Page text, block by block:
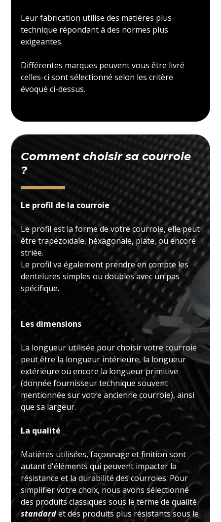
Leur fabrication utilise des matières plus
technique répondant à des normes plus
exigeantes.
Différentes marques peuvent vous être livré
celles-ci sont sélectionné selon les critère
évoqué ci-dessus.
Comment choisir sa courroie
?
Le profil de la courroie
Le profil est la forme de votre courroie, elle peut
être trapézoïdale, héxagonale, plate, ou encore
striée.
Le profil va également prendre en compte les
dentelures simples ou doubles avec un pas
spécifique.
Les dimensions
La longueur utilisée pour choisir votre courroie
peut être la longueur intérieure, la longueur
extérieure ou encore la longueur primitive
(donnée fournisseur technique souvent
mentionnée sur votre ancienne courroie), ainsi
que sa largeur.
La qualité
Matières utilisées, façonnage et finition sont
autant d'éléments qui peuvent impacter la
résistance et la durabilité des courroies. Pour
simplifier votre choix, nous avons sélectionné
des produits classiques sous le terme de qualité
standardet des produits plus résistants sous le